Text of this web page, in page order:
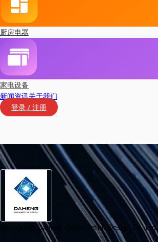
厨房电器
家电设备
新闻资讯关于我们
登录 / 注册
Chongqing Daheng Construction Design Co.,Ltd.